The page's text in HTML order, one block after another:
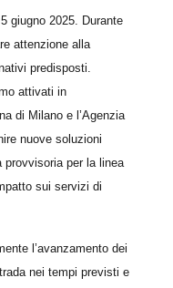
giugno 2025. Durante
attenzione alla
predisposti.
attivati in
di Milano e l’Agenzia
nuove soluzioni
provvisoria per la linea
sui servizi di
l’avanzamento dei
nei tempi previsti e